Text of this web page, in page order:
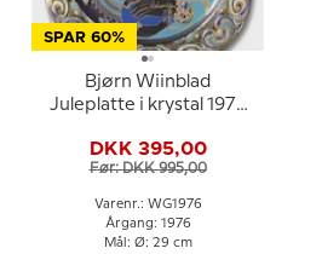
SPAR 60%
Bjørn Wiinblad
Juleplatte i krystal 1976
Jesusbarnet
DKK 395,00
Før: DKK 995,00
Varenr.: WG1976
Årgang: 1976
Mål: Ø: 29 cm